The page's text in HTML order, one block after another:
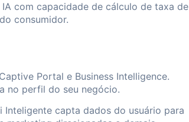
com capacidade de cálculo de taxa de
consumidor.
Portal e Business Intelligence.
no perfil do seu negócio.
capta dados do usuário para